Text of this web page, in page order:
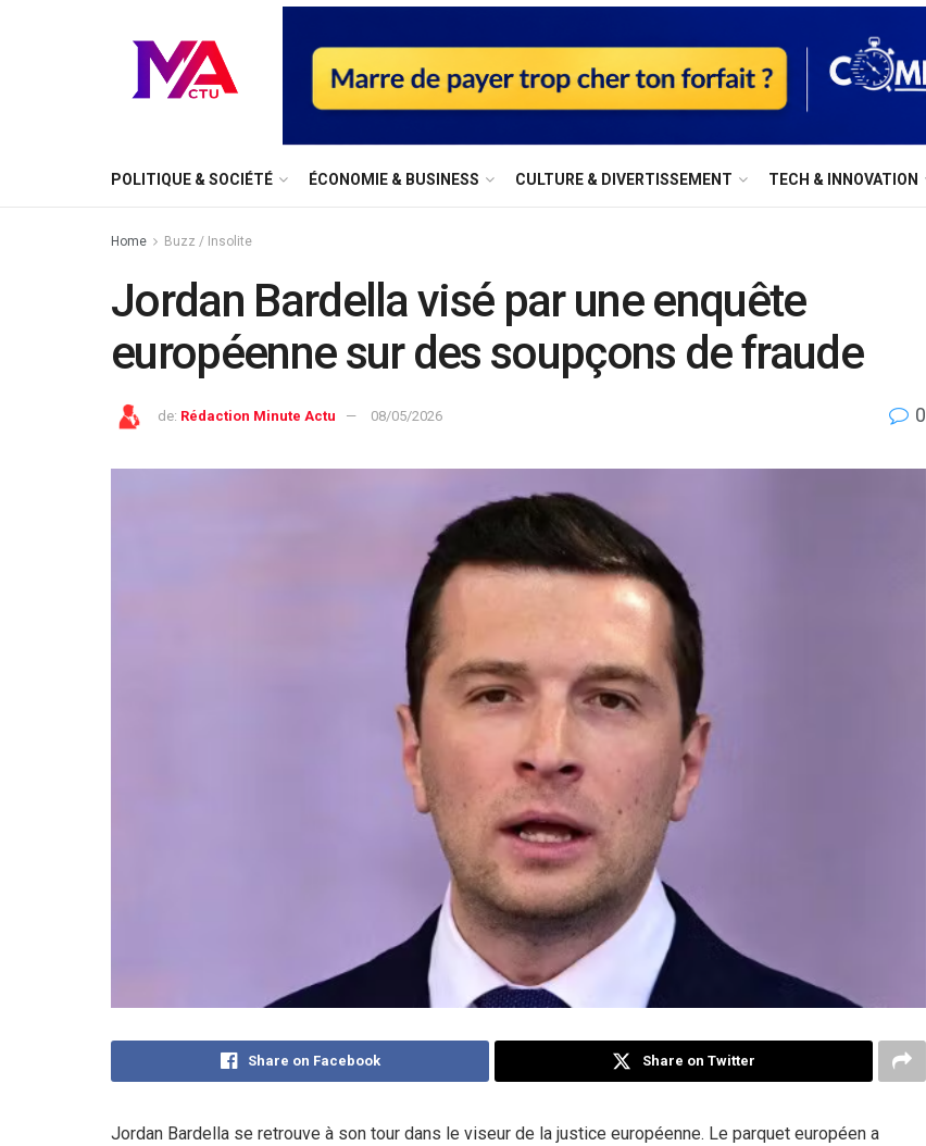
⁠POLITIQUE & SOCIÉTÉ ÉCONOMIE & BUSINESS ⁠CULTURE & DIVERTISSEMENT ⁠TECH & INNOVATION
Home Buzz / Insolite
Jordan Bardella visé par une enquête
européenne sur des soupçons de fraude
de: Rédaction Minute Actu 08/05/2026 0
Share on Facebook Share on Twitter
Jordan Bardella se retrouve à son tour dans le viseur de la justice européenne. Le parquet européen a